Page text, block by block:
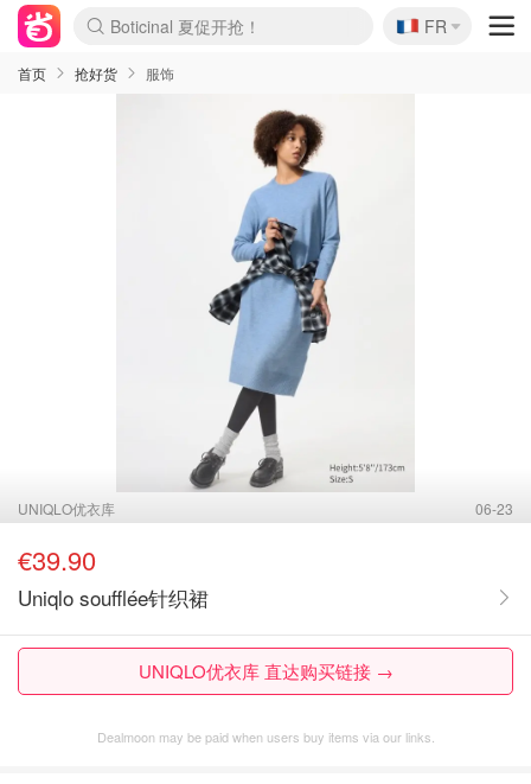
Boticinal 夏促开抢！
还没结束！&OtherStories大促
Joybuy变相75折 随时失效
速领！Stanley独家85折
疑似霸哥！Camper额外叠85折
Zalando 奥莱闪促！每日更新
Moncler反季囤！5折起+叠9折
Coach Brooklyn仅€192
🇫🇷
FR
首页 抢好货 服饰
UNIQLO优衣库 06-23
€39.90
Uniqlo soufflée针织裙
UNIQLO优衣库 直达购买链接 →
Dealmoon may be paid when users buy items via our links.